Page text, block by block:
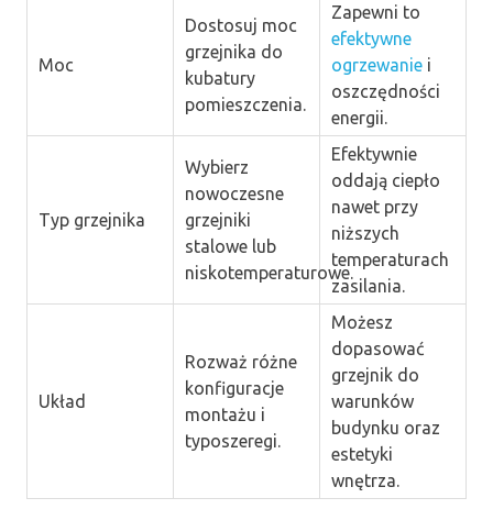
Moc
Dostosuj moc
grzejnika do
kubatury
pomieszczenia.
Zapewni to
efektywne
ogrzewaniei
oszczędności
energii.
Typ grzejnika
Wybierz
nowoczesne
grzejniki
stalowe lub
niskotemperaturowe.
Efektywnie
oddają ciepło
nawet przy
niższych
temperaturach
zasilania.
Układ
Rozważ różne
konfiguracje
montażu i
typoszeregi.
Możesz
dopasować
grzejnik do
warunków
budynku oraz
estetyki
wnętrza.